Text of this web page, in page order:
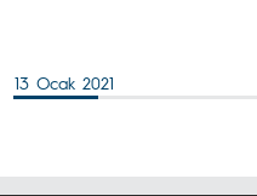
13 Ocak 2021